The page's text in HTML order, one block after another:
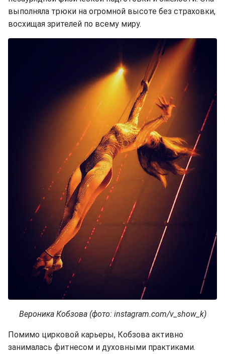
выполняла трюки на огромной высоте без страховки,
восхищая зрителей по всему миру.
Вероника Кобзова (фото: instagram.com/v_show_k)
Помимо цирковой карьеры, Кобзова активно
занималась фитнесом и духовными практиками.